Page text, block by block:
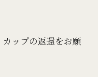
ップの返還をお願